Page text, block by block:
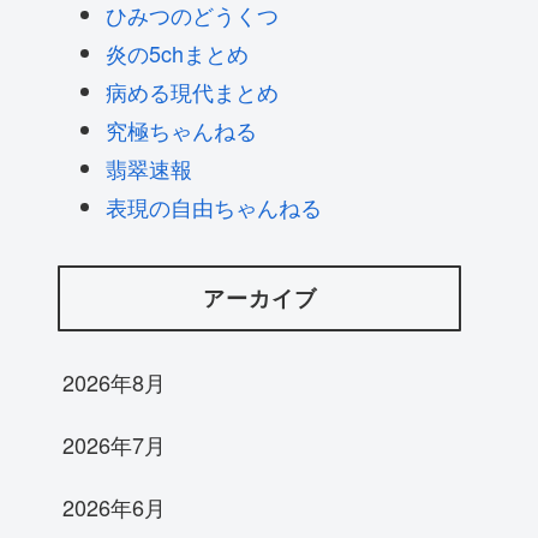
ひみつのどうくつ
炎の5chまとめ
病める現代まとめ
究極ちゃんねる
翡翠速報
表現の自由ちゃんねる
アーカイブ
2026年8月
2026年7月
2026年6月